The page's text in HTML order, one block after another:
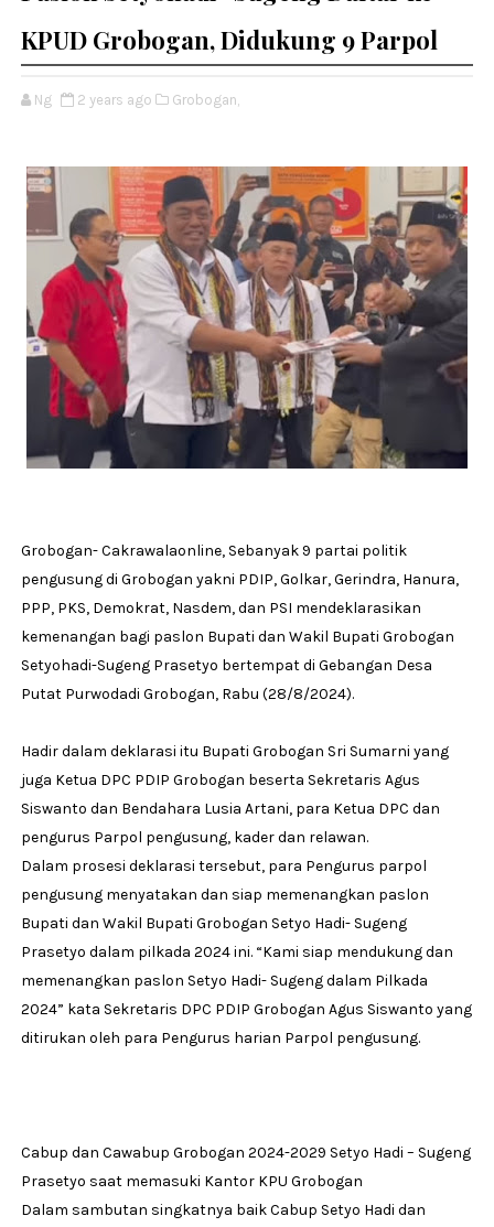
KPUD Grobogan, Didukung 9 Parpol
Ng 2 years ago Grobogan,
Grobogan- Cakrawalaonline, Sebanyak 9 partai politik
pengusung di Grobogan yakni PDIP, Golkar, Gerindra, Hanura,
PPP, PKS, Demokrat, Nasdem, dan PSI mendeklarasikan
kemenangan bagi paslon Bupati dan Wakil Bupati Grobogan
Setyohadi-Sugeng Prasetyo bertempat di Gebangan Desa
Putat Purwodadi Grobogan, Rabu (28/8/2024).
Hadir dalam deklarasi itu Bupati Grobogan Sri Sumarni yang
juga Ketua DPC PDIP Grobogan beserta Sekretaris Agus
Siswanto dan Bendahara Lusia Artani, para Ketua DPC dan
pengurus Parpol pengusung, kader dan relawan.
Dalam prosesi deklarasi tersebut, para Pengurus parpol
pengusung menyatakan dan siap memenangkan paslon
Bupati dan Wakil Bupati Grobogan Setyo Hadi- Sugeng
Prasetyo dalam pilkada 2024 ini. “Kami siap mendukung dan
memenangkan paslon Setyo Hadi- Sugeng dalam Pilkada
2024” kata Sekretaris DPC PDIP Grobogan Agus Siswanto yang
ditirukan oleh para Pengurus harian Parpol pengusung.
Cabup dan Cawabup Grobogan 2024-2029 Setyo Hadi – Sugeng
Prasetyo saat memasuki Kantor KPU Grobogan
Dalam sambutan singkatnya baik Cabup Setyo Hadi dan